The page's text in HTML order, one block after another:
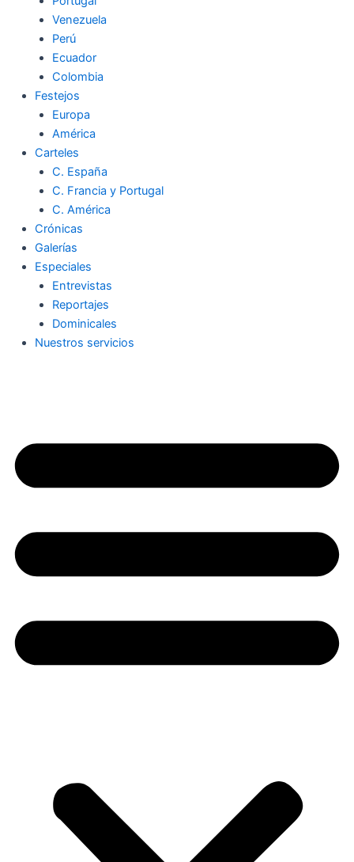
Venezuela
Perú
Ecuador
Colombia
Festejos
Europa
América
Carteles
C. España
C. Francia y Portugal
C. América
Crónicas
Galerías
Especiales
Entrevistas
Reportajes
Dominicales
Nuestros servicios